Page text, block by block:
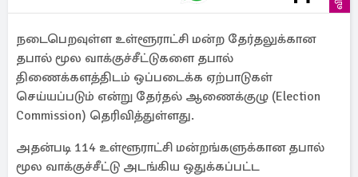
நடைபெறவுள்ள உள்ளூராட்சி மன்ற தேர்தலுக்கான
தபால் மூல வாக்குச்சீட்டுகளை தபால்
திணைக்களத்திடம் ஒப்படைக்க ஏற்பாடுகள்
செய்யப்படும் என்று தேர்தல் ஆணைக்குழு (Election
Commission) தெரிவித்துள்ளது.
அதன்படி 114 உள்ளூராட்சி மன்றங்களுக்கான தபால்
மூல வாக்குச்சீட்டு அடங்கிய ஒதுக்கப்பட்ட